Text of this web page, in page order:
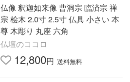
仏像 釈迦如来像 曹洞宗 臨済宗 禅
宗 桧木 2.0寸 2.5寸 仏具 小さい 本
尊 木彫り 丸座 六角
仏壇のココロ
12,800円 送料無料